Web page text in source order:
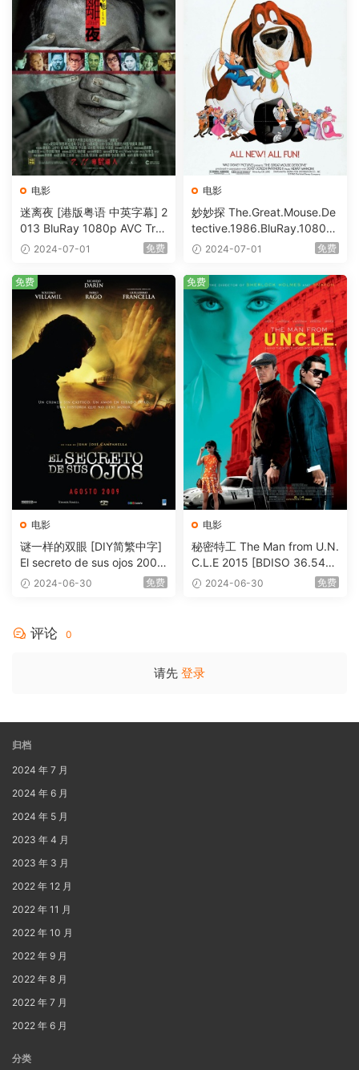
电影
迷离夜 [港版粤语 中英字幕] 2
013 BluRay 1080p AVC Tru
eHD5.1 [BDISO 22.64GB]
2024-07-01 免费
电影
妙妙探 The.Great.Mouse.De
tective.1986.BluRay.1080p.
AVC.DTS-HD.MA.5.1-HDHo
2024-07-01 免费
电影
谜一样的双眼 [DIY简繁中字]
El secreto de sus ojos 2009
1080p Blu-ray AVC DTS-HD
2024-06-30 免费
免费
电影
秘密特工 The Man from U.N.
C.L.E 2015 [BDISO 36.54G
B] 2024-06-30 免费
免费
评论 0
请先 登录
归档
2024 年 7 月
2024 年 6 月
2024 年 5 月
2023 年 4 月
2023 年 3 月
2022 年 12 月
2022 年 11 月
2022 年 10 月
2022 年 9 月
2022 年 8 月
2022 年 7 月
2022 年 6 月
分类